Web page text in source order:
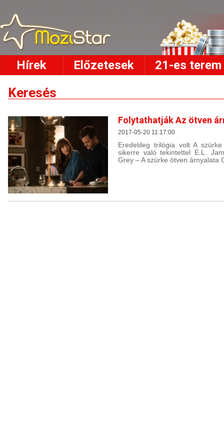
Hírek Előzetesek 21-es terem
Keresés
Folytathatják Az ötven
2017-05-20 11:17:00
Eredetileg trilógia volt A
sikerre való tekintettel E.L.
Grey – A szürke ötven árnyalata